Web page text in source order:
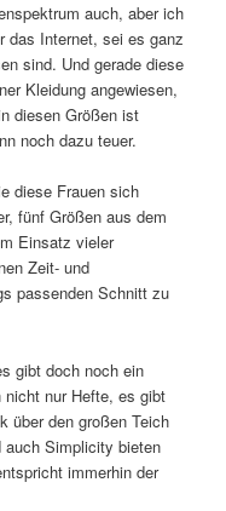
auch, aber ich
das Internet, sei es ganz
sind. Und gerade diese
Kleidung angewiesen,
diesen Größen ist
noch dazu teuer.
diese Frauen sich
fünf Größen aus dem
Einsatz vieler
Zeit- und
passenden Schnitt zu
gibt doch noch ein
nur Hefte, es gibt
über den großen Teich
Simplicity bieten
immerhin der